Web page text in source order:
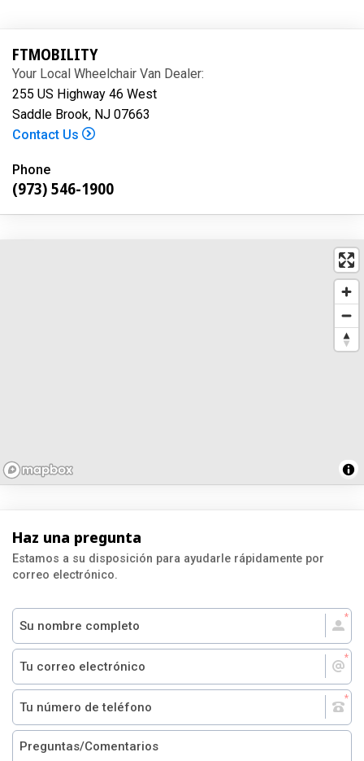
FTMOBILITY
Your Local Wheelchair Van Dealer:
255 US Highway 46 West
Saddle Brook, NJ 07663
Contact Us
Phone
(973) 546-1900
Haz una pregunta
Estamos a su disposición para ayudarle rápidamente por
correo electrónico.